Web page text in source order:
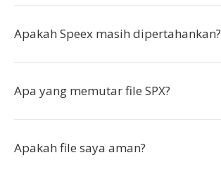
Apakah Speex masih dipertahankan?
Apa yang memutar file SPX?
Apakah file saya aman?